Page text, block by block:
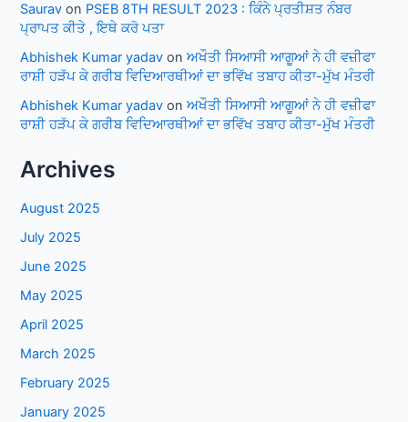
Saurav on PSEB 8TH RESULT 2023 : ਕਿੰਨੇ ਪ੍ਰਤੀਸ਼ਤ ਨੰਬਰ
ਪ੍ਰਾਪਤ ਕੀਤੇ , ਇਥੇ ਕਰੋ ਪਤਾ
Abhishek Kumar yadav onਅਖੌਤੀ ਸਿਆਸੀ ਆਗੂਆਂ ਨੇ ਹੀ ਵਜ਼ੀਫਾ
ਰਾਸ਼ੀ ਹੜੱਪ ਕੇ ਗਰੀਬ ਵਿਦਿਆਰਥੀਆਂ ਦਾ ਭਵਿੱਖ ਤਬਾਹ ਕੀਤਾ-ਮੁੱਖ ਮੰਤਰੀ
Abhishek Kumar yadav onਅਖੌਤੀ ਸਿਆਸੀ ਆਗੂਆਂ ਨੇ ਹੀ ਵਜ਼ੀਫਾ
ਰਾਸ਼ੀ ਹੜੱਪ ਕੇ ਗਰੀਬ ਵਿਦਿਆਰਥੀਆਂ ਦਾ ਭਵਿੱਖ ਤਬਾਹ ਕੀਤਾ-ਮੁੱਖ ਮੰਤਰੀ
Archives
August 2025
July 2025
June 2025
May 2025
April 2025
March 2025
February 2025
January 2025